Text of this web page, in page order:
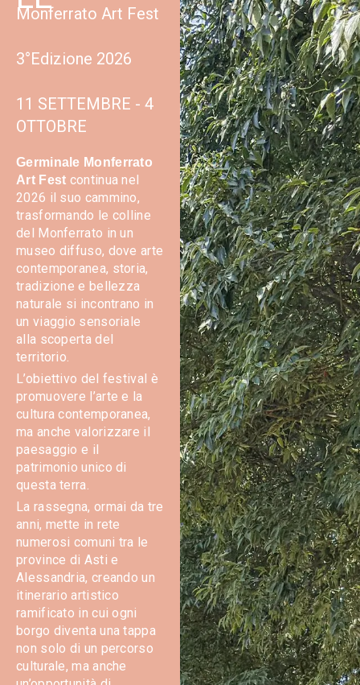
Monferrato Art Fest
3°Edizione 2026
11 SETTEMBRE - 4
OTTOBRE
Germinale Monferrato
Art Fest continua nel
2026 il suo cammino,
trasformando le colline
del Monferrato in un
museo diffuso, dove arte
contemporanea, storia,
tradizione e bellezza
naturale si incontrano in
un viaggio sensoriale
alla scoperta del
territorio.
L’obiettivo del festival è
promuovere l’arte e la
cultura contemporanea,
ma anche valorizzare il
paesaggio e il
patrimonio unico di
questa terra.
La rassegna, ormai da tre
anni, mette in rete
numerosi comuni tra le
province di Asti e
Alessandria, creando un
itinerario artistico
ramificato in cui ogni
borgo diventa una tappa
non solo di un percorso
culturale, ma anche